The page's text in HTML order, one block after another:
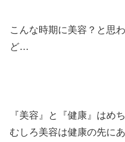
こんな時期に美容？と思
ど…
『美容』と『健康』はめ
むしろ美容は健康の先に